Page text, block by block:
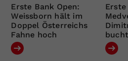
Erste Bank Open:
Weissborn hält im
Doppel Österreichs
Fahne hoch
Erste